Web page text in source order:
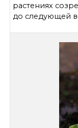
растениях
до следующей